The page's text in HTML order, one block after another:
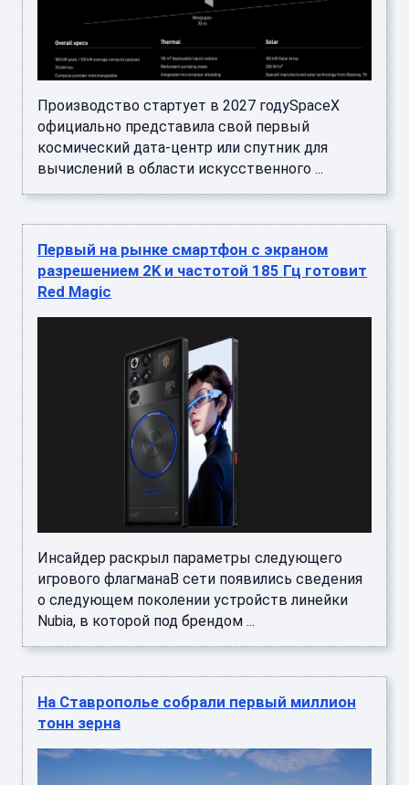
Производство стартует в 2027 годуSpaceX
официально представила свой первый
космический дата-центр или спутник для
вычислений в области искусственного ...
Первый на рынке смартфон с экраном
разрешением 2K и частотой 185 Гц готовит
Red Magic
Инсайдер раскрыл параметры следующего
игрового флагманаВ сети появились сведения
о следующем поколении устройств линейки
Nubia, в которой под брендом ...
На Ставрополье собрали первый миллион
тонн зерна